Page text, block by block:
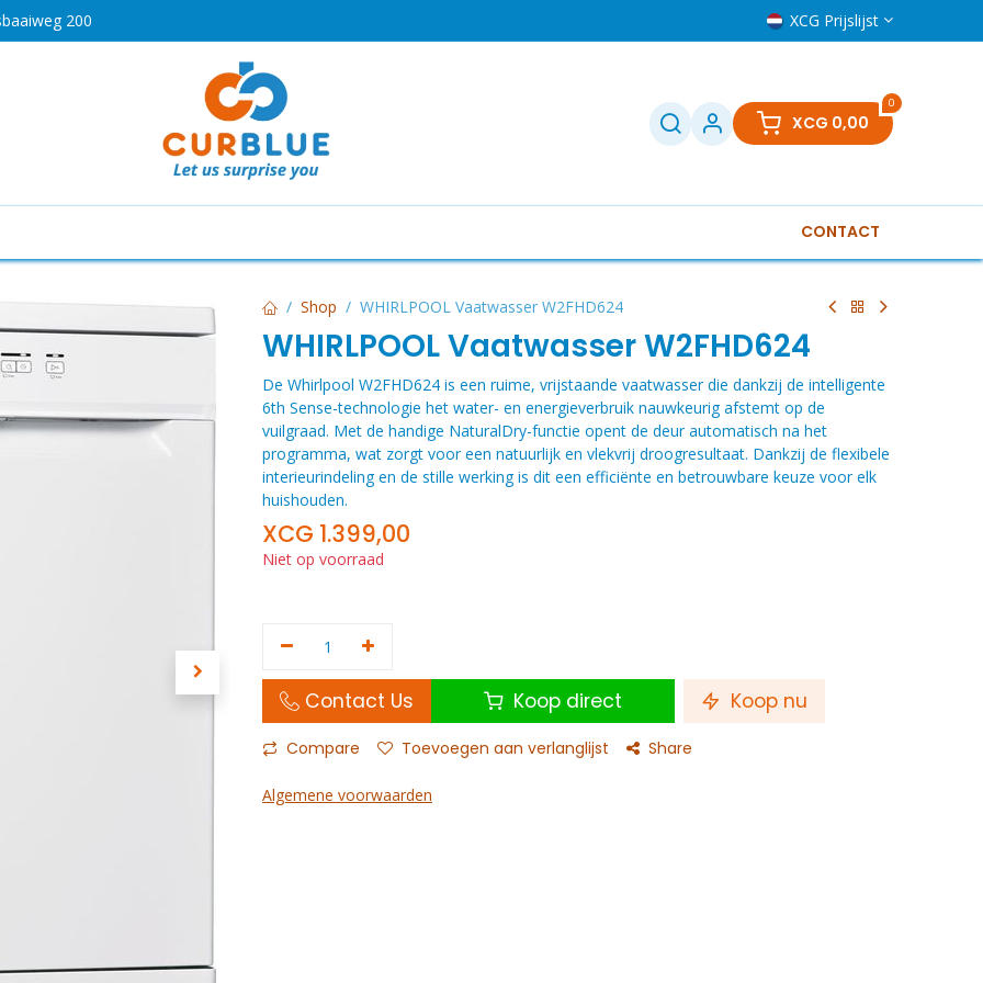
200 XCG Prijslijst
0
XCG 0,00
HOT
Boilers
CONTACT
Shop WHIRLPOOL Vaatwasser W2FHD624
WHIRLPOOL Vaatwasser W2FHD624
De Whirlpool W2FHD624 is een ruime, vrijstaande vaatwasser die dankzij de intelligente
6th Sense-technologie het water- en energieverbruik nauwkeurig afstemt op de
vuilgraad. Met de handige NaturalDry-functie opent de deur automatisch na het
programma, wat zorgt voor een natuurlijk en vlekvrij droogresultaat. Dankzij de flexibele
interieurindeling en de stille werking is dit een efficiënte en betrouwbare keuze voor elk
huishouden.
XCG 1.399,00
Niet op voorraad
Contact Us Koop direct Koop nu
Compare Toevoegen aan verlanglijst Share
Algemene voorwaarden